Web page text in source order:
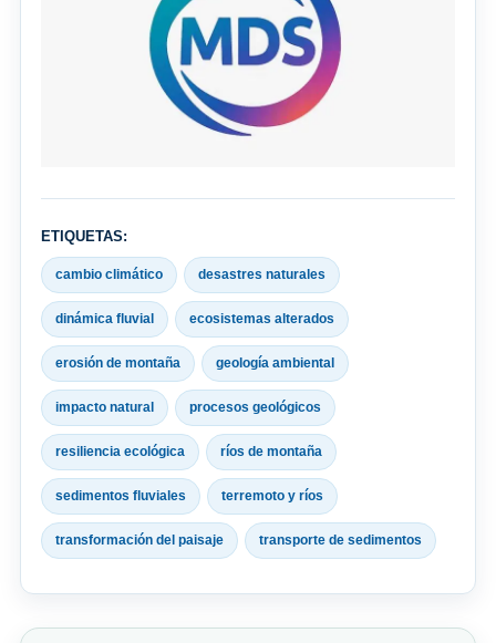
ETIQUETAS:
cambio climático desastres naturales
dinámica fluvial ecosistemas alterados
erosión de montaña geología ambiental
impacto natural procesos geológicos
resiliencia ecológica ríos de montaña
sedimentos fluviales terremoto y ríos
transformación del paisaje transporte de sedimentos